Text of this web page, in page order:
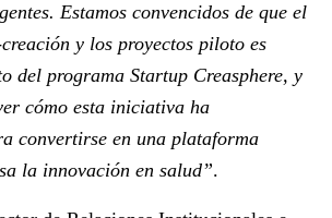
Estamos convencidos de que el
y los proyectos piloto es
del programa Startup Creasphere, y
cómo esta iniciativa ha
convertirse en una plataforma
la innovación en salud”.